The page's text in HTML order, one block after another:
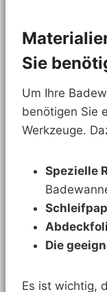
Sie
Um Ihre
benötigen Sie
Werkzeuge.
Spezielle
Die
Es ist wichtig,